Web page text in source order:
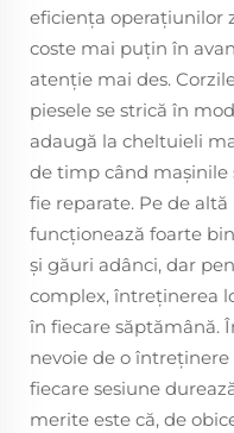
eficienţa operaţiunilor
coste mai puţin în
atenţie mai des.
piesele se strică în
adaugă la cheltuieli
de timp când maşinile
fie reparate. Pe de
funcționează foarte
și găuri adânci, dar
complex, întreținerea
în fiecare săptămână.
nevoie de o
fiecare sesiune
merite este că, de